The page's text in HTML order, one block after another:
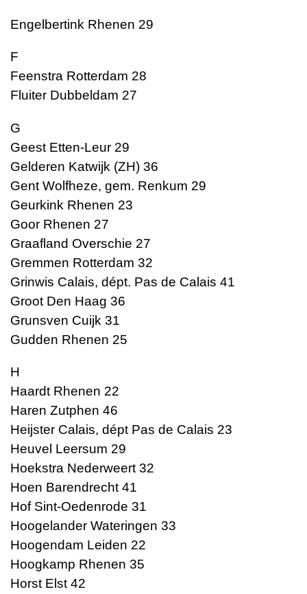
Engelbertink Rhenen 29
F
Feenstra Rotterdam 28
Fluiter Dubbeldam 27
G
Geest Etten-Leur 29
Gelderen Katwijk (ZH) 36
Gent Wolfheze, gem. Renkum 29
Geurkink Rhenen 23
Goor Rhenen 27
Graafland Overschie 27
Gremmen Rotterdam 32
Grinwis Calais, dépt. Pas de Calais 41
Groot Den Haag 36
Grunsven Cuijk 31
Gudden Rhenen 25
H
Haardt Rhenen 22
Haren Zutphen 46
Heijster Calais, dépt Pas de Calais 23
Heuvel Leersum 29
Hoekstra Nederweert 32
Hoen Barendrecht 41
Hof Sint-Oedenrode 31
Hoogelander Wateringen 33
Hoogendam Leiden 22
Hoogkamp Rhenen 35
Horst Elst 42